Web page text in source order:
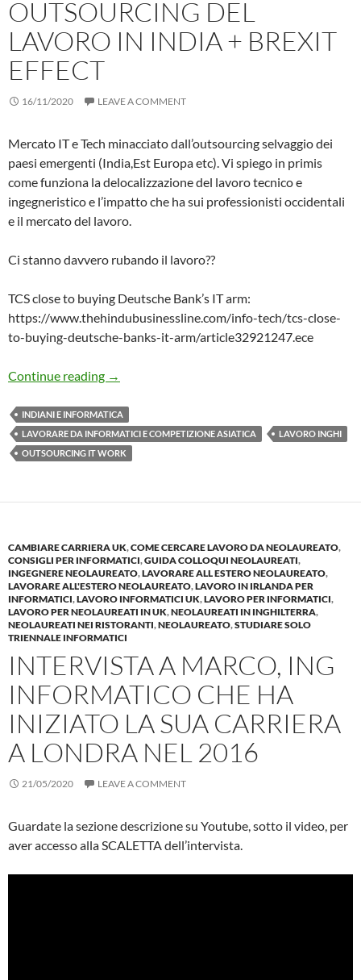
OUTSOURCING DEL
LAVORO IN INDIA + BREXIT
EFFECT
16/11/2020 LEAVE A COMMENT
Mercato IT e Tech minacciato dall’outsourcing selvaggio dei
paesi emergenti (India,Est Europa etc). Vi spiego in primis
come funziona la delocalizzazione del lavoro tecnico e
ingegneristico e l’impatto che ha sui professionisti occidentali
e il mercato del lavoro.
Ci stanno davvero rubando il lavoro??
TCS close to buying Deutsche Bank’s IT arm:
https://www.thehindubusinessline.com/info-tech/tcs-close-
to-buying-deutsche-banks-it-arm/article32921247.ece
Continue reading Informatici a Rischio!! Outsourcing del
→
INDIANI E INFORMATICA
LAVORARE DA INFORMATICI E COMPETIZIONE ASIATICA
LAVORO INGHI
OUTSOURCING IT WORK
CAMBIARE CARRIERA UK,COME CERCARE LAVORO DA NEOLAUREATO,
CONSIGLI PER INFORMATICI,GUIDA COLLOQUI NEOLAUREATI,
INGEGNERE NEOLAUREATO,LAVORARE ALL ESTERO NEOLAUREATO,
LAVORARE ALL'ESTERO NEOLAUREATO,LAVORO IN IRLANDA PER
INFORMATICI,LAVORO INFORMATICI UK,LAVORO PER INFORMATICI,
LAVORO PER NEOLAUREATI IN UK,NEOLAUREATI IN INGHILTERRA,
NEOLAUREATI NEI RISTORANTI,NEOLAUREATO,STUDIARE SOLO
TRIENNALE INFORMATICI
INTERVISTA A MARCO, ING
INFORMATICO CHE HA
INIZIATO LA SUA CARRIERA
A LONDRA NEL 2016
21/05/2020 LEAVE A COMMENT
Guardate la sezione descrizione su Youtube, sotto il video, per
aver accesso alla SCALETTA dell’intervista.